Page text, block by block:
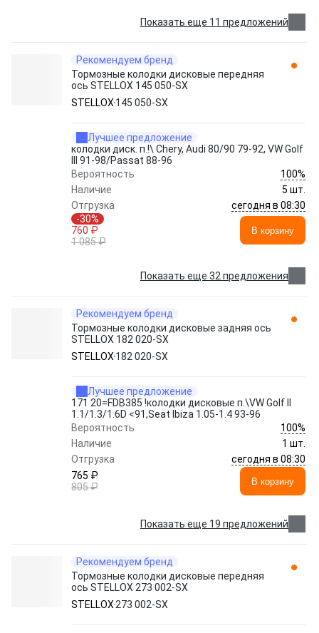
Показать еще 11 предложений
Рекомендуем бренд
Тормозные колодки дисковые передняя
ось STELLOX 145 050-SX
STELLOX 145 050-SX
Лучшее предложение
колодки диск. п.!\ Chery, Audi 80/90 79-92, VW Golf
III 91-98/Passat 88-96
Вероятность
100%
Наличие
5 шт.
Отгрузка
сегодня в 08:30
-30%
760 ₽
1 085 ₽
В корзину
Показать еще 32 предложения
Рекомендуем бренд
Тормозные колодки дисковые задняя ось
STELLOX 182 020-SX
STELLOX 182 020-SX
Лучшее предложение
171 20=FDB385 !колодки дисковые п.\VW Golf II
1.1/1.3/1.6D <91,Seat Ibiza 1.05-1.4 93-96
Вероятность
100%
Наличие
1 шт.
Отгрузка
сегодня в 08:30
765 ₽
805 ₽
В корзину
Показать еще 19 предложений
Рекомендуем бренд
Тормозные колодки дисковые передняя
ось STELLOX 273 002-SX
STELLOX 273 002-SX